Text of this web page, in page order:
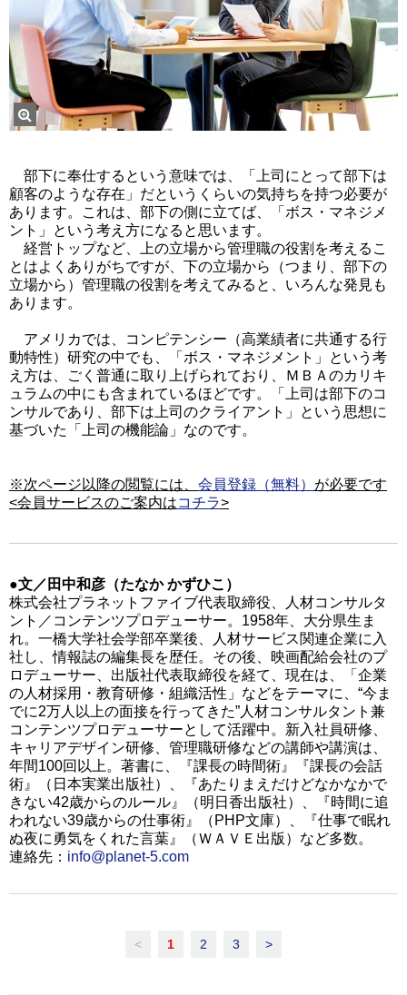
部下に奉仕するという意味では、「上司にとって部下は
顧客のような存在」だというくらいの気持ちを持つ必要が
あります。これは、部下の側に立てば、「ボス・マネジメ
ント」という考え方になると思います。
経営トップなど、上の立場から管理職の役割を考えるこ
とはよくありがちですが、下の立場から（つまり、部下の
立場から）管理職の役割を考えてみると、いろんな発見も
あります。
アメリカでは、コンピテンシー（高業績者に共通する行
動特性）研究の中でも、「ボス・マネジメント」という考
え方は、ごく普通に取り上げられており、ＭＢＡのカリキ
ュラムの中にも含まれているほどです。「上司は部下のコ
ンサルであり、部下は上司のクライアント」という思想に
基づいた「上司の機能論」なのです。
※次ページ以降の閲覧には、 会員登録（無料） が必要です
<会員サービスのご案内はコチラ>
●文／田中和彦（たなか かずひこ）
株式会社プラネットファイブ代表取締役、人材コンサルタ
ント／コンテンツプロデューサー。1958年、大分県生ま
れ。一橋大学社会学部卒業後、人材サービス関連企業に入
社し、情報誌の編集長を歴任。その後、映画配給会社のプ
ロデューサー、出版社代表取締役を経て、現在は、「企業
の人材採用・教育研修・組織活性」などをテーマに、“今ま
でに2万人以上の面接を行ってきた”人材コンサルタント兼
コンテンツプロデューサーとして活躍中。新入社員研修、
キャリアデザイン研修、管理職研修などの講師や講演は、
年間100回以上。著書に、『課長の時間術』『課長の会話
術』（日本実業出版社）、『あたりまえだけどなかなかで
きない42歳からのルール』（明日香出版社）、『時間に追
われない39歳からの仕事術』（PHP文庫）、『仕事で眠れ
ぬ夜に勇気をくれた言葉』（ＷＡＶＥ出版）など多数。
連絡先： info@planet-5.com
< 1 2 3 >